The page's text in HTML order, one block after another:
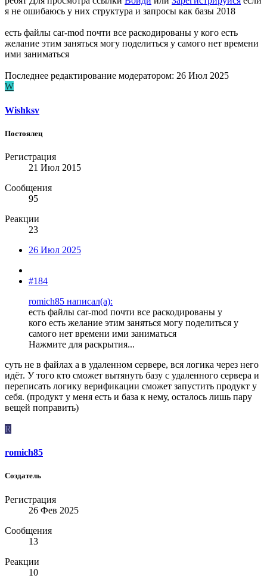
я не ошибаюсь у них структура и запросы как базы 2018
есть файлы car-mod почти все раскодированы у кого есть
желание этим заняться могу поделиться у самого нет времени
ими заниматься
Последнее редактирование модератором: 26 Июл 2025
W
Wishksv
Постоялец
Регистрация
21 Июл 2015
Сообщения
95
Реакции
23
26 Июл 2025
#184
romich85 написал(а):
есть файлы car-mod почти все раскодированы у
кого есть желание этим заняться могу поделиться у
самого нет времени ими заниматься
Нажмите для раскрытия...
суть не в файлах а в удаленном сервере, вся логика через него
идёт. У того кто сможет вытянуть базу с удаленного сервера и
переписать логику верификации сможет запустить продукт у
себя. (продукт у меня есть и база к нему, осталось лишь пару
вещей поправить)
R
romich85
Создатель
Регистрация
26 Фев 2025
Сообщения
13
Реакции
10